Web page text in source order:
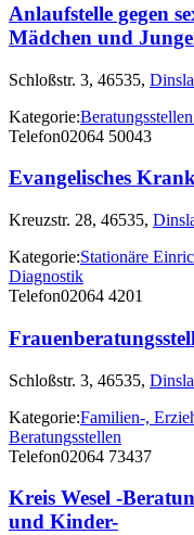
Anlaufstelle gegen
Mädchen und
Schloßstr. 3, 46535,
Kategorie:
Telefon02064 50043
Evangelisches
Kreuzstr. 28, 46535,
Kategorie:Stationäre
Diagnostik
Telefon02064 4201
Schloßstr. 3, 46535,
Kategorie:Familien-,
Beratungsstellen
Telefon02064 73437
Kreis Wesel -
und Kinder-